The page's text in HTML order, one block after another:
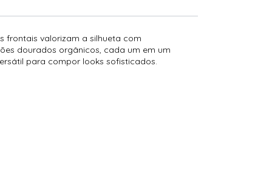
frontais valorizam a silhueta com
dourados orgânicos, cada um em um
para compor looks sofisticados.